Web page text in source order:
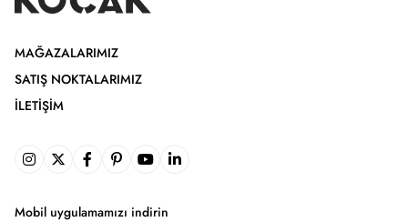
MAĞAZALARIMIZ
SATIŞ NOKTALARIMIZ
İLETIŞIM
Mobil uygulamamızı indirin